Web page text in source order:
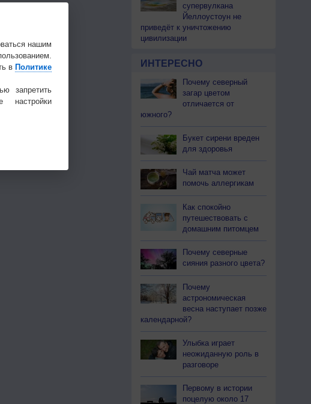
супервулкана
Йеллоустоун не
приведёт к уничтожению
цивилизации
ИНТЕРЕСНО
Почему северный
загар цветом
отличается от
южного?
Букет сирени вреден
для здоровья
Чай матча может
помочь аллергикам
Как спокойно
путешествовать с
домашним питомцем
Почему северные
сияния разного цвета?
Почему
астрономическая
весна наступает позже
календарной?
Улыбка играет
неожиданную роль в
разговоре
Первому в истории
поцелую около 17
нашим
в Политике
запретить
настройки